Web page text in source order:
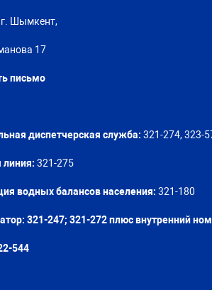
г. Шымкент,
17
письмо
диспетчерская служба: 321-274, 323-
линия: 321-275
водных балансов населения: 321-180
321-247; 321-272 плюс внутренний
544